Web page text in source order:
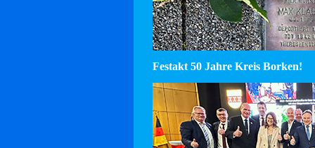
Festakt 50 Jahre Kreis Borken!